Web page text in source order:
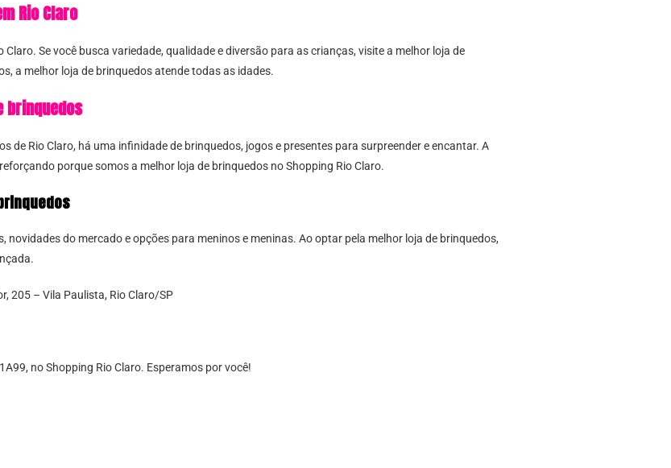
Rio Claro
Se você busca variedade, qualidade e diversão para as crianças, visite a melhor loja de
a melhor loja de brinquedos atende todas as idades.
brinquedos
de Rio Claro, há uma infinidade de brinquedos, jogos e presentes para surpreender e encantar. A
porque somos a melhor loja de brinquedos no Shopping Rio Claro.
novidades do mercado e opções para meninos e meninas. Ao optar pela melhor loja de brinquedos,
205 – Vila Paulista, Rio Claro/SP
no Shopping Rio Claro. Esperamos por você!